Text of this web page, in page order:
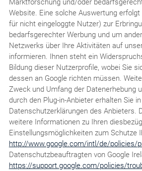
Website. Eine solche Auswertung
für nicht eingeloggte Nutzer) zur
bedarfsgerechter Werbung und um
Netzwerks über Ihre Aktivitäten auf
informieren. Ihnen steht ein
Bildung dieser Nutzerprofile, wobei Sie
dessen an Google richten müssen.
Zweck und Umfang der Datenerhebung
durch den Plug-in-Anbieter erhalten Sie
Datenschutzerklärungen des Anbieters.
weitere Informationen zu Ihren
Einstellungsmöglichkeiten zum Schutze
http://www.google.com/intl/de/policies/
Datenschutzbeauftragten von Google
https://support.google.com/policies/